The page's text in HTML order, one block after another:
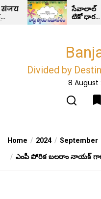
Skip
to
సేవాలాల్
టికో ధారణ
మరియు
BDRS
Divided by
8 August
Home 2024 September
ఎంపీ పోరిక బలరాం నాయక్